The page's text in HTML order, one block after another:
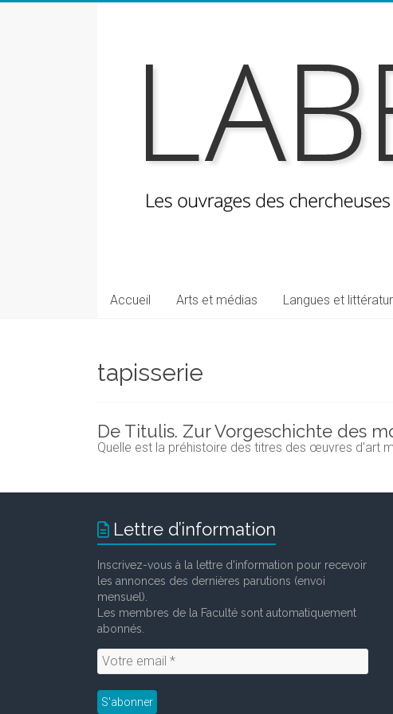
Les
et
chercheurs
la
Faculté
Accueil Arts et médias Langues et
tapisserie
De Titulis. Zur Vorgeschichte des
Quelle est la préhistoire des titres des œuvres d'art
Lettre d’information
Inscrivez-vous à la lettre d'information pour recevoir
les annonces des dernières parutions (envoi
mensuel).
Les membres de la Faculté sont automatiquement
abonnés.